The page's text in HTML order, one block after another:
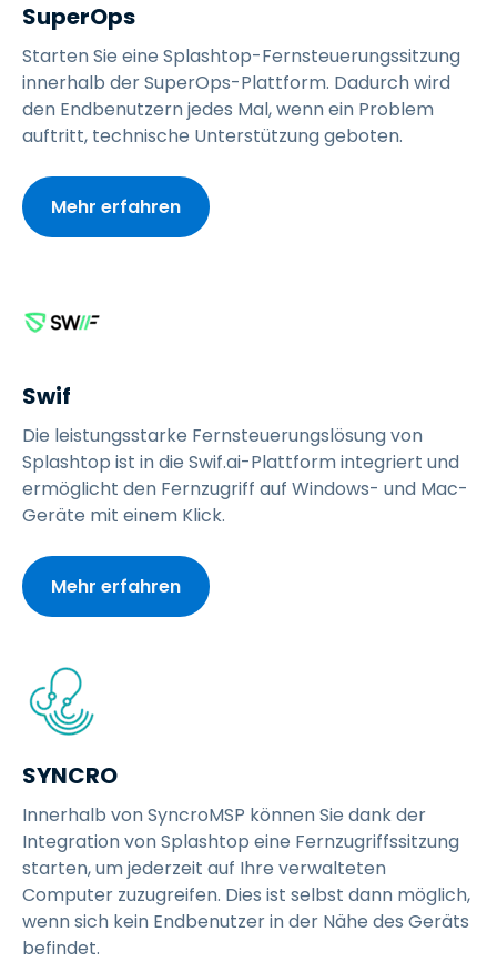
SuperOps
Starten Sie eine Splashtop-Fernsteuerungssitzung
innerhalb der SuperOps-Plattform. Dadurch wird
den Endbenutzern jedes Mal, wenn ein Problem
auftritt, technische Unterstützung geboten.
Mehr erfahren
Swif
Die leistungsstarke Fernsteuerungslösung von
Splashtop ist in die Swif.ai-Plattform integriert und
ermöglicht den Fernzugriff auf Windows- und Mac-
Geräte mit einem Klick.
Mehr erfahren
SYNCRO
Innerhalb von SyncroMSP können Sie dank der
Integration von Splashtop eine Fernzugriffssitzung
starten, um jederzeit auf Ihre verwalteten
Computer zuzugreifen. Dies ist selbst dann möglich,
wenn sich kein Endbenutzer in der Nähe des Geräts
befindet.